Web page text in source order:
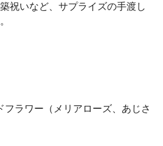
祝いなど、サプライズの手渡し
フラワー（メリアローズ、あじさ